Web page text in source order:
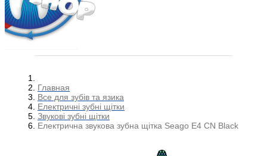
Главная
Все для зубів та язика
Електричні зубні щітки
Звукові зубні щітки
Електрична звукова зубна щітка Seago E4 CN Black